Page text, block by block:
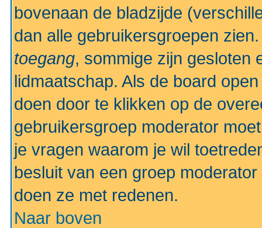
bovenaan de bladzijde
dan alle gebruikersgroepen
toegang, sommige zijn gesloten
lidmaatschap. Als de board
doen door te klikken op de
gebruikersgroep moderator
je vragen waarom je wil
besluit van een groep
doen ze met redenen.
Naar boven